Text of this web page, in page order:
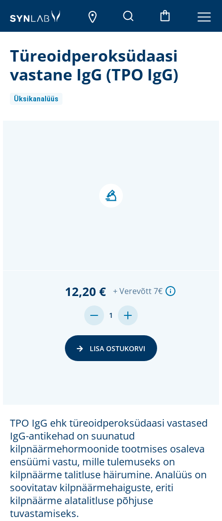
Türeoidperoksüdaasi
vastane IgG (TPO IgG)
Üksikanalüüs
TPO IgG ehk türeoidperoksüdaasi vastased
IgG-antikehad on suunatud
kilpnäärmehormoonide tootmises osaleva
ensüümi vastu, mille tulemuseks on
kilpnäärme talitluse häirumine. Analüüs on
soovitatav kilpnäärmehaiguste, eriti
kilpnäärme alatalitluse põhjuse
tuvastamiseks.
12,20 € + Verevõtt 7€
MENGE
VON
UNDEFINED
1
MENGE
VON
UNDEFINED
LISA OSTUKORVI